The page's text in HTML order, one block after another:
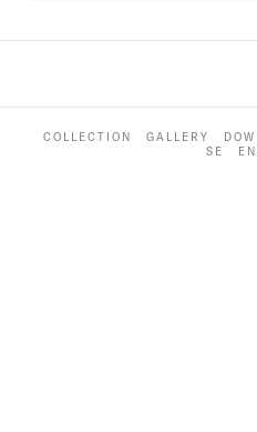
COLLECTION GALLERY
SE
EN